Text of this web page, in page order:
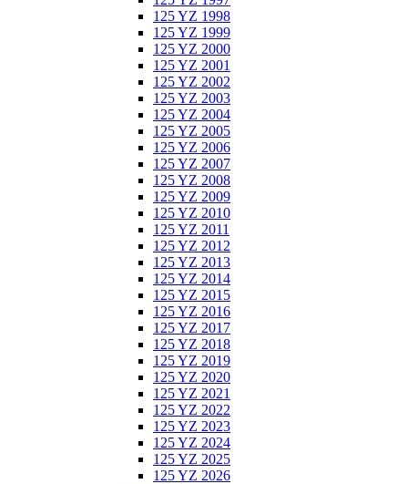
125 YZ 1998
125 YZ 1999
125 YZ 2000
125 YZ 2001
125 YZ 2002
125 YZ 2003
125 YZ 2004
125 YZ 2005
125 YZ 2006
125 YZ 2007
125 YZ 2008
125 YZ 2009
125 YZ 2010
125 YZ 2011
125 YZ 2012
125 YZ 2013
125 YZ 2014
125 YZ 2015
125 YZ 2016
125 YZ 2017
125 YZ 2018
125 YZ 2019
125 YZ 2020
125 YZ 2021
125 YZ 2022
125 YZ 2023
125 YZ 2024
125 YZ 2025
125 YZ 2026